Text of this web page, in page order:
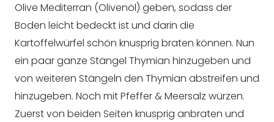
Olive Mediterran (Olivenöl) geben, sodass der
Boden leicht bedeckt ist und darin die
Kartoffelwürfel schön knusprig braten können. Nun
ein paar ganze Stängel Thymian hinzugeben und
von weiteren Stängeln den Thymian abstreifen und
hinzugeben. Noch mit Pfeffer & Meersalz würzen.
Zuerst von beiden Seiten knusprig anbraten und